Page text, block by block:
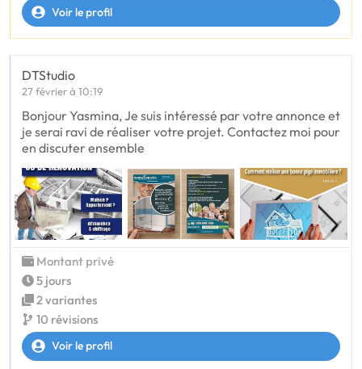
Voir le profil
DTStudio
27 février à 10:19
Bonjour Yasmina, Je suis intéressé par votre annonce et
je serai ravi de réaliser votre projet. Contactez moi pour
en discuter ensemble
Montant privé
5 jours
2 variantes
10 révisions
Voir le profil